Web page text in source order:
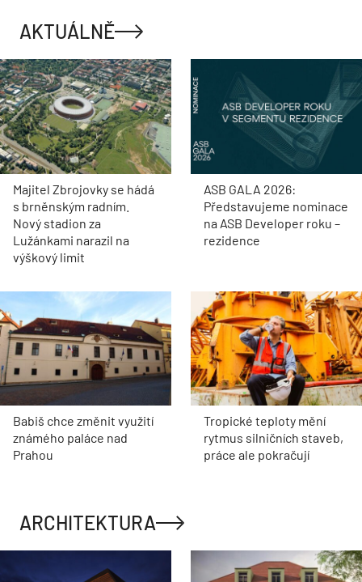
AKTUÁLNĚ
Majitel Zbrojovky se hádá
s brněnským radním.
Nový stadion za
Lužánkami narazil na
výškový limit
ASB GALA 2026:
Představujeme nominace
na ASB Developer roku –
rezidence
Babiš chce změnit využití
známého paláce nad
Prahou
Tropické teploty mění
rytmus silničních staveb,
práce ale pokračují
ARCHITEKTURA